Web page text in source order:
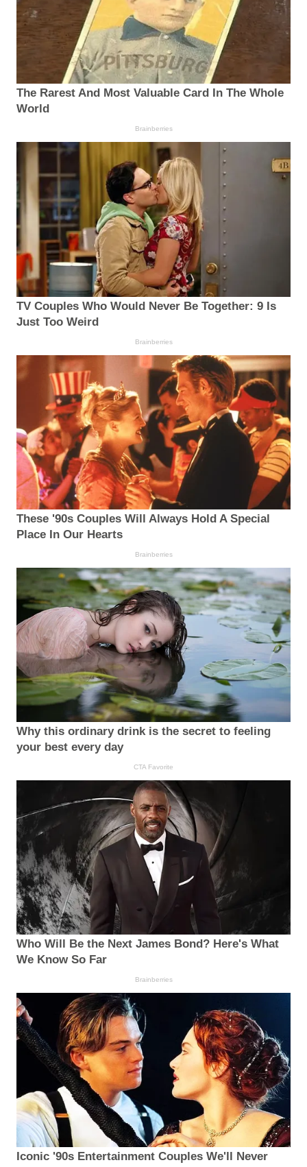
The Rarest And Most Valuable Card In The Whole
World
Brainberries
TV Couples Who Would Never Be Together: 9 Is
Just Too Weird
Brainberries
These '90s Couples Will Always Hold A Special
Place In Our Hearts
Brainberries
Why this ordinary drink is the secret to feeling
your best every day
CTA Favorite
Who Will Be the Next James Bond? Here's What
We Know So Far
Brainberries
Iconic '90s Entertainment Couples We'll Never